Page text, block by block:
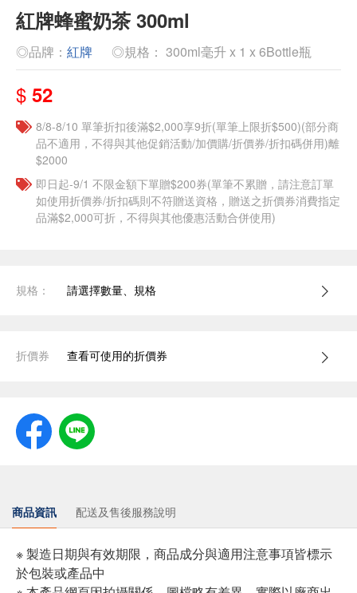
紅牌蜂蜜奶茶 300ml
◎品牌： 紅牌 ◎規格： 300ml毫升 x 1 x 6Bottle瓶
$ 52
8/8-8/10 單筆折扣後滿$2,000享9折(單筆上限折$500)(部分商
品不適用，不得與其他促銷活動/加價購/折價券/折扣碼併用)離
$2000
即日起-9/1 不限金額下單贈$200券(單筆不累贈，請注意訂單
如使用折價券/折扣碼則不符贈送資格，贈送之折價券消費指定
品滿$2,000可折，不得與其他優惠活動合併使用)
規格： 請選擇數量、規格
折價券 查看可使用的折價券
商品資訊 配送及售後服務說明
※ 製造日期與有效期限，商品成分與適用注意事項皆標示
於包裝或產品中